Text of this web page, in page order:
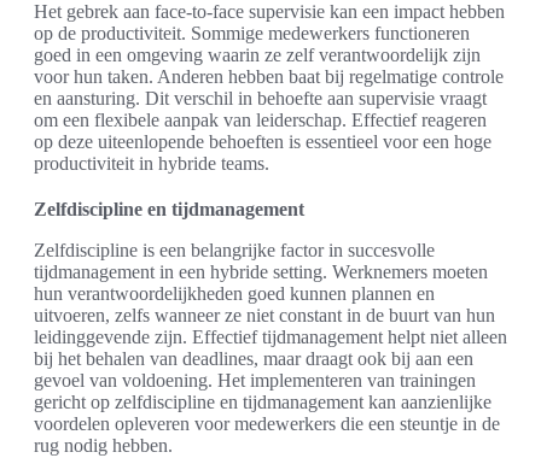
Het gebrek aan face-to-face supervisie kan een impact hebben
op de productiviteit. Sommige medewerkers functioneren
goed in een omgeving waarin ze zelf verantwoordelijk zijn
voor hun taken. Anderen hebben baat bij regelmatige controle
en aansturing. Dit verschil in behoefte aan supervisie vraagt
om een flexibele aanpak van leiderschap. Effectief reageren
op deze uiteenlopende behoeften is essentieel voor een hoge
productiviteit in hybride teams.
Zelfdiscipline en tijdmanagement
Zelfdiscipline is een belangrijke factor in succesvolle
tijdmanagement in een hybride setting. Werknemers moeten
hun verantwoordelijkheden goed kunnen plannen en
uitvoeren, zelfs wanneer ze niet constant in de buurt van hun
leidinggevende zijn. Effectief tijdmanagement helpt niet alleen
bij het behalen van deadlines, maar draagt ook bij aan een
gevoel van voldoening. Het implementeren van trainingen
gericht op zelfdiscipline en tijdmanagement kan aanzienlijke
voordelen opleveren voor medewerkers die een steuntje in de
rug nodig hebben.